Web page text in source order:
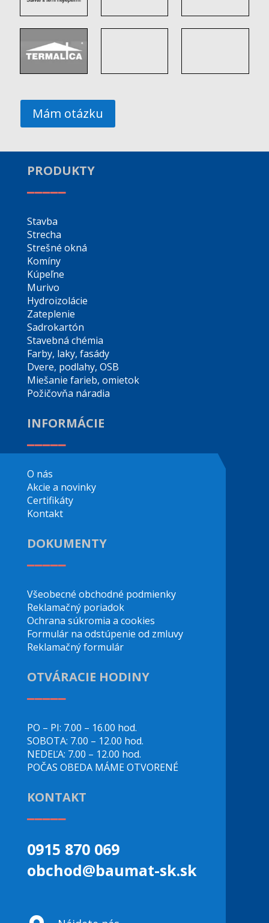
Mám otázku
PRODUKTY
Stavba
Strecha
Strešné okná
Komíny
Kúpeľne
Murivo
Hydroizolácie
Zateplenie
Sadrokartón
Stavebná chémia
Farby, laky, fasády
Dvere, podlahy, OSB
Miešanie farieb, omietok
Požičovňa náradia
INFORMÁCIE
O nás
Akcie a novinky
Certifikáty
Kontakt
DOKUMENTY
Všeobecné obchodné podmienky
Reklamačný poriadok
Ochrana súkromia a cookies
Formulár na odstúpenie od zmluvy
Reklamačný formulár
OTVÁRACIE HODINY
PO – PI: 7.00 – 16.00 hod.
SOBOTA: 7.00 – 12.00 hod.
NEDEĽA: 7.00 – 12.00 hod.
POČAS OBEDA MÁME OTVORENÉ
KONTAKT
0915 870 069
obchod@baumat-sk.sk